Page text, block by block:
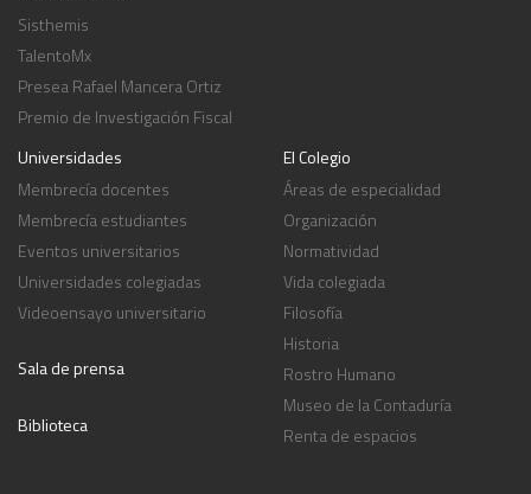
Sisthemis
TalentoMx
Presea Rafael Mancera Ortiz
Premio de Investigación Fiscal
Universidades
Membrecía docentes
Membrecía estudiantes
Eventos universitarios
Universidades colegiadas
Videoensayo universitario
Sala de prensa
Biblioteca
El Colegio
Áreas de especialidad
Organización
Normatividad
Vida colegiada
Filosofía
Historia
Rostro Humano
Museo de la Contaduría
Renta de espacios